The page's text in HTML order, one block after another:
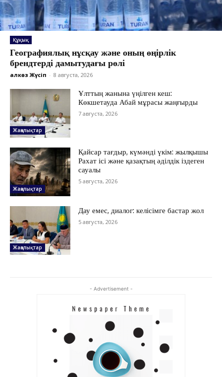
ЖАҢАЛЫҚТАР
ОҚИҒА
КӨЗҚАРАС
ЗЕРТТЕУ
Құқық
Географиялық нұсқау және оның өңірлік
брендтерді дамытудағы рөлі
Қалкөз Жүсіп - 8 августа, 2026
Жаңалықтар
Ұлттың жанына үңілген кеш:
Көкшетауда Абай мұрасы жаңғырды
7 августа, 2026
Жаңалықтар
Қайсар тағдыр, күмәнді үкім: жылқышы
Рахат ісі және қазақтың әділдік іздеген
сауалы
5 августа, 2026
Жаңалықтар
Дау емес, диалог: келісімге бастар жол
5 августа, 2026
- Advertisement -